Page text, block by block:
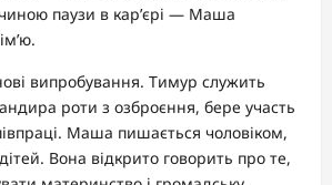
паузи в кар’єрі — Маша
випробування. Тимур служить
роти з озброєння, бере участь
Маша пишається чоловіком,
Вона відкрито говорить про те,